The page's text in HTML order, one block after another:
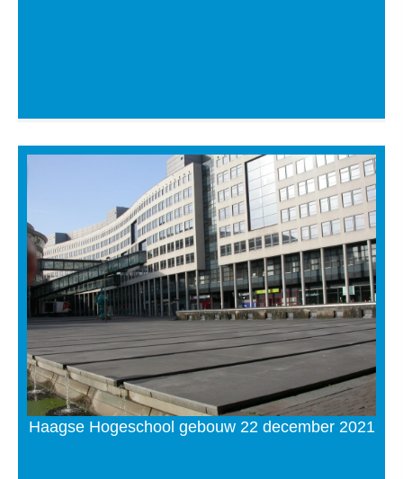
Haagse Hogeschool gebouw 22 december 2021